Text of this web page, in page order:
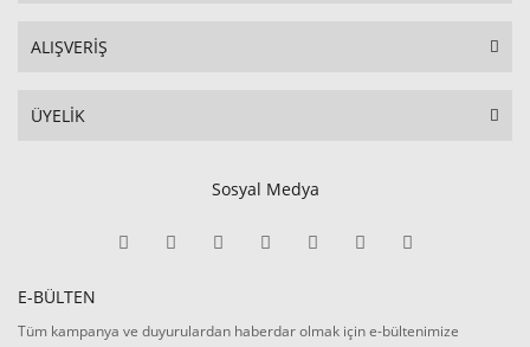
ALIŞVERİŞ
ÜYELİK
Sosyal Medya
E-BÜLTEN
Tüm kampanya ve duyurulardan haberdar olmak için e-bültenimize